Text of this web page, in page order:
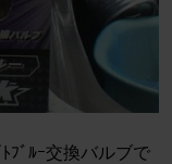
ﾌﾞﾙｰ交換バルブで